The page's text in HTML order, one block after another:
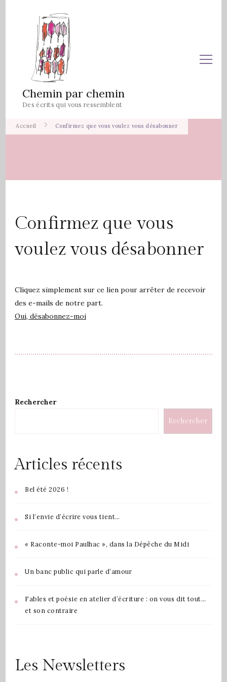
Chemin par chemin
Des écrits qui vous ressemblent
Accueil Confirmez que vous voulez vous désabonner
Confirmez que vous
voulez vous désabonner
Cliquez simplement sur ce lien pour arrêter de recevoir
des e-mails de notre part.
Oui, désabonnez-moi
Rechercher
Rechercher
Articles récents
Bel été 2026 !
Si l’envie d’écrire vous tient…
« Raconte-moi Paulhac », dans la Dépêche du Midi
Un banc public qui parle d’amour
Fables et poésie en atelier d’écriture : on vous dit tout…
et son contraire
Les Newsletters